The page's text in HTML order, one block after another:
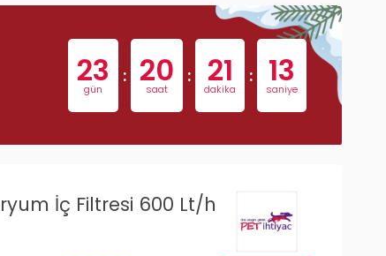
23
gün
: 20
saat
: 21
dakika
: 12
saniye
İç Filtresi 600 Lt/h